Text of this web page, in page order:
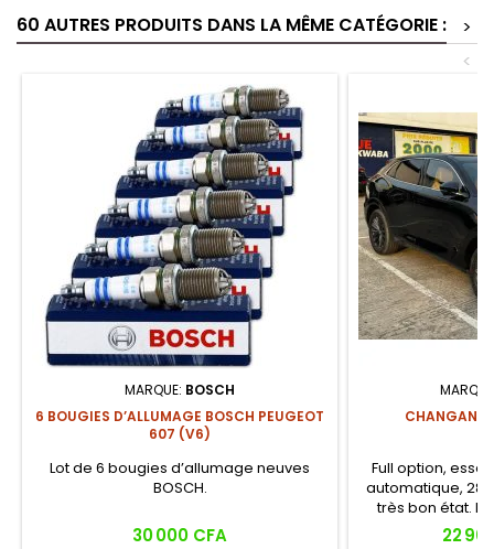
60 AUTRES PRODUITS DANS LA MÊME CATÉGORIE :
>
<
MARQUE: BOSCH
6 BOUGIES D’ALLUMAGE BOSCH PEUGEOT
607 (V6)
Lot de 6 bougies d’allumage neuves
BOSCH.
Prix
30 000 CFA
CHANGAN
Full option,
automatique,
très bon état.
Contactez-nous
Prix
22